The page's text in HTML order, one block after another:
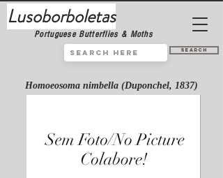
Lusoborboletas
Portuguese Butterflies & Moths
Search
Homoeosoma nimbella (Duponchel, 1837)